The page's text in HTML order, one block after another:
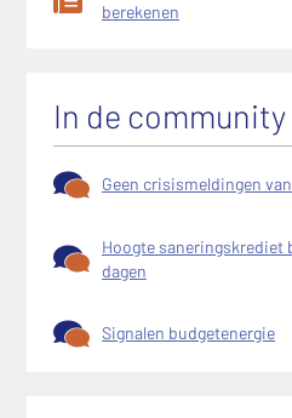
berekenen
In de community
Geen crisismeldingen
Hoogte saneringskrediet
dagen
Signalen budgetenergie